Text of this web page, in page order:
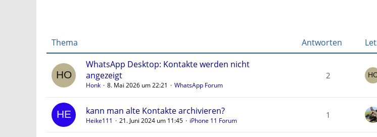
Thema Antworten
WhatsApp Desktop: Kontakte werden nicht
angezeigt
Honk 8. Mai 2026 um 22:21 WhatsApp Forum
2
kann man alte Kontakte archivieren?
Heike111 21. Juni 2024 um 11:45 iPhone 11 Forum
1